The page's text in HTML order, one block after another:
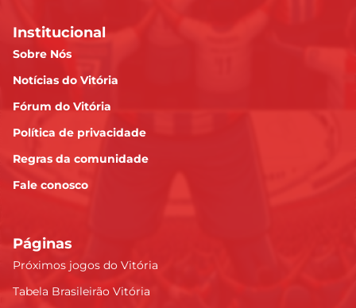
Institucional
Sobre Nós
Notícias do Vitória
Fórum do Vitória
Política de privacidade
Regras da comunidade
Fale conosco
Páginas
Próximos jogos do Vitória
Tabela Brasileirão Vitória